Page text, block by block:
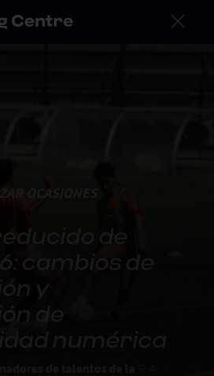
OCASIONES
de
cambios de
y
de
numérica